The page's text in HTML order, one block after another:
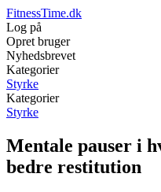
FitnessTime.dk
Log på
Opret bruger
Nyhedsbrevet
Kategorier
Styrke
Kategorier
Styrke
Mentale pauser i
bedre restitution